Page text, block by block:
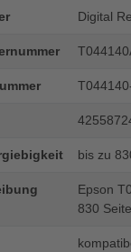
Digital
bis zu
Epson
830